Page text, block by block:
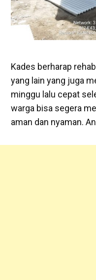
Kades berharap
yang lain yang juga
minggu lalu cepat
warga bisa segera
aman dan nyaman.